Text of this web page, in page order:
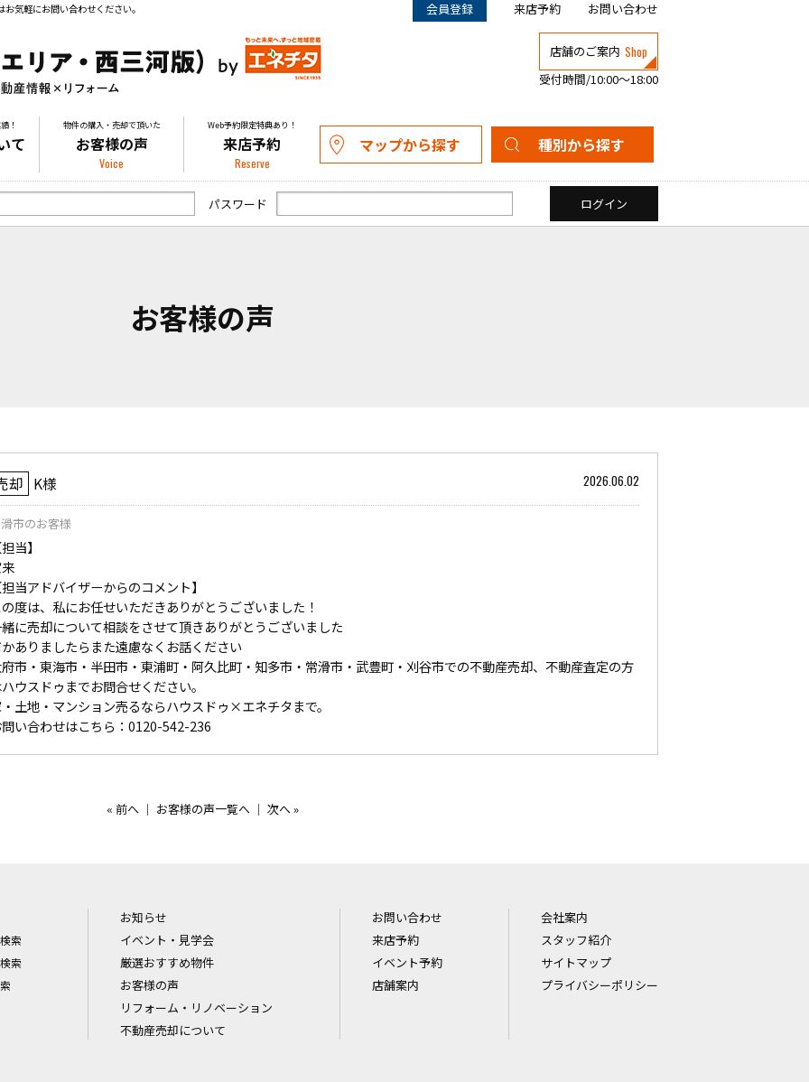
気軽にお問い合わせください。 会員登録 来店予約 お問い合わせ
店舗のご案内 Shop
受付時間/10:00～18:00
！
て
物件の購入・売却で頂いた
お客様の声
Voice
Web予約限定特典あり！
来店予約
Reserve
マップから探す 種別から探す
新築一戸建て
中古一戸建て
マンション
土地
パスワード
お客様の声
却 K様 2026.06.02
市のお客様
当】
当アドバイザーからのコメント】
度は、私にお任せいただきありがとうございました！
に売却について相談をさせて頂きありがとうございました
ありましたらまた遠慮なくお話ください
市・東海市・半田市・東浦町・阿久比町・知多市・常滑市・武豊町・刈谷市での不動産売却、不動産査定の方
ウスドゥまでお問合せください。
土地・マンション売るならハウスドゥ×エネチタまで。
い合わせはこちら：0120-542-236
« 前へ｜ お客様の声一覧へ｜ 次へ»
索
索
お知らせ
イベント・見学会
厳選おすすめ物件
お客様の声
リフォーム・リノベーション
不動産売却について
お問い合わせ
来店予約
イベント予約
店舗案内
会社案内
スタッフ紹介
サイトマップ
プライバシーポリシー